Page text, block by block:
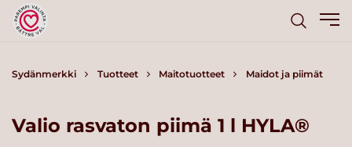
Sydänmerkki Tuotteet Maitotuotteet Maidot ja piimät
Valio rasvaton piimä 1 l HYLA®